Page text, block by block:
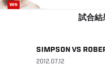
WIN
試合結
SIMPSON VS
2012.07.12